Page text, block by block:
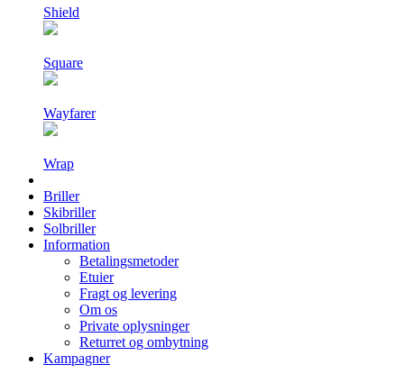
Shield
Square
Wayfarer
Wrap
Briller
Skibriller
Solbriller
Information
Betalingsmetoder
Etuier
Fragt og levering
Om os
Private oplysninger
Returret og ombytning
Kampagner